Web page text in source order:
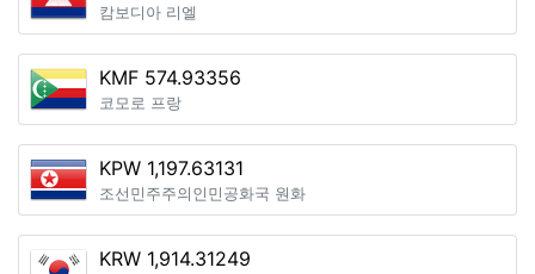
캄보디아 리엘
KMF 574.93356
코모로 프랑
KPW 1,197.63131
조선민주주의인민공화국 원화
KRW 1,914.31249